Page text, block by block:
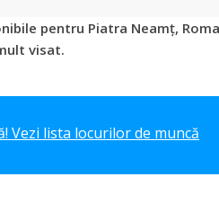
pentru Piatra Neamț,
visat.
Vezi lista locurilor de muncă